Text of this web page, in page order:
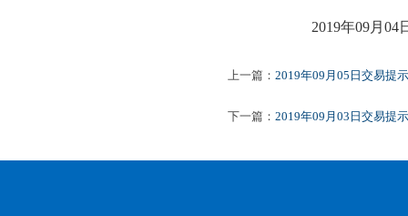
2019年09月 04
上一篇： 2019年09月05日交易提示
下一篇： 2019年09月03日交易提示